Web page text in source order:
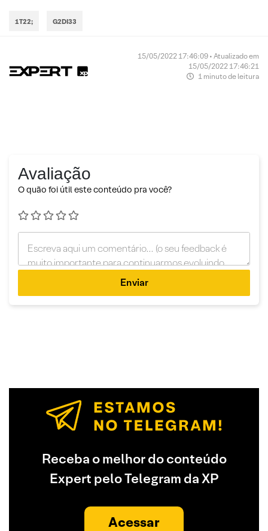
1T22; G2DI33
15/05/2022 17:46:09 • Atualizado em
15/05/2022 17:46:21
1 minuto de leitura
Avaliação
O quão foi útil este conteúdo pra você?
Enviar
Receba o melhor do conteúdo
Expert pelo Telegram da XP
Acessar